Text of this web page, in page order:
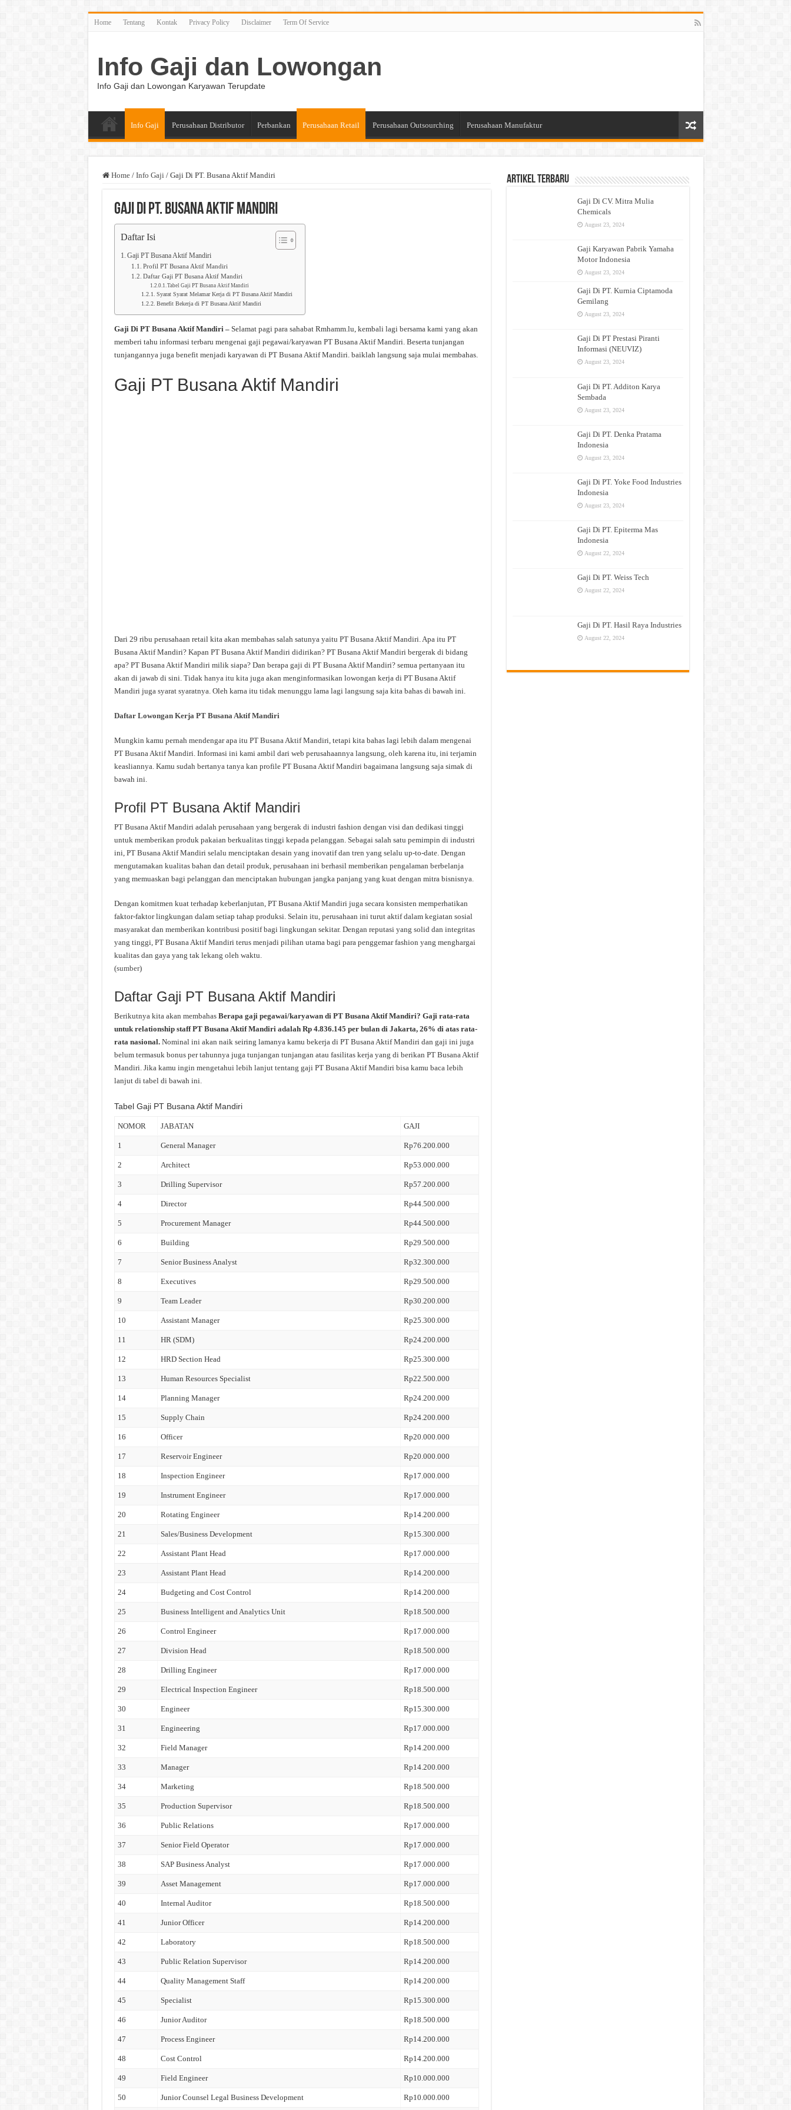
Home Tentang Kontak Privacy Policy Disclaimer Term Of Service
Info Gaji dan Lowongan
Info Gaji dan Lowongan Karyawan Terupdate
Info Gaji Perusahaan Distributor Perbankan Perusahaan Retail Perusahaan Outsourching Perusahaan Manufaktur
Home / Info Gaji / Gaji Di PT. Busana Aktif Mandiri
Gaji Di PT. Busana Aktif Mandiri
Daftar Isi
Gaji PT Busana Aktif Mandiri
Profil PT Busana Aktif Mandiri
Daftar Gaji PT Busana Aktif Mandiri
Tabel Gaji PT Busana Aktif Mandiri
Syarat Syarat Melamar Kerja di PT Busana Aktif Mandiri
Benefit Bekerja di PT Busana Aktif Mandiri
Gaji Di PT Busana Aktif Mandiri – Selamat pagi para sahabat Rmhamm.lu, kembali lagi bersama kami yang akan
memberi tahu informasi terbaru mengenai gaji pegawai/karyawan PT Busana Aktif Mandiri. Beserta tunjangan
tunjangannya juga benefit menjadi karyawan di PT Busana Aktif Mandiri. baiklah langsung saja mulai membahas.
Gaji PT Busana Aktif Mandiri
Dari 29 ribu perusahaan retail kita akan membahas salah satunya yaitu PT Busana Aktif Mandiri. Apa itu PT
Busana Aktif Mandiri? Kapan PT Busana Aktif Mandiri didirikan? PT Busana Aktif Mandiri bergerak di bidang
apa? PT Busana Aktif Mandiri milik siapa? Dan berapa gaji di PT Busana Aktif Mandiri? semua pertanyaan itu
akan di jawab di sini. Tidak hanya itu kita juga akan menginformasikan lowongan kerja di PT Busana Aktif
Mandiri juga syarat syaratnya. Oleh karna itu tidak menunggu lama lagi langsung saja kita bahas di bawah ini.
Daftar Lowongan Kerja PT Busana Aktif Mandiri
Mungkin kamu pernah mendengar apa itu PT Busana Aktif Mandiri, tetapi kita bahas lagi lebih dalam mengenai
PT Busana Aktif Mandiri. Informasi ini kami ambil dari web perusahaannya langsung, oleh karena itu, ini terjamin
keasliannya. Kamu sudah bertanya tanya kan profile PT Busana Aktif Mandiri bagaimana langsung saja simak di
bawah ini.
Profil PT Busana Aktif Mandiri
PT Busana Aktif Mandiri adalah perusahaan yang bergerak di industri fashion dengan visi dan dedikasi tinggi
untuk memberikan produk pakaian berkualitas tinggi kepada pelanggan. Sebagai salah satu pemimpin di industri
ini, PT Busana Aktif Mandiri selalu menciptakan desain yang inovatif dan tren yang selalu up-to-date. Dengan
mengutamakan kualitas bahan dan detail produk, perusahaan ini berhasil memberikan pengalaman berbelanja
yang memuaskan bagi pelanggan dan menciptakan hubungan jangka panjang yang kuat dengan mitra bisnisnya.
Dengan komitmen kuat terhadap keberlanjutan, PT Busana Aktif Mandiri juga secara konsisten memperhatikan
faktor-faktor lingkungan dalam setiap tahap produksi. Selain itu, perusahaan ini turut aktif dalam kegiatan sosial
masyarakat dan memberikan kontribusi positif bagi lingkungan sekitar. Dengan reputasi yang solid dan integritas
yang tinggi, PT Busana Aktif Mandiri terus menjadi pilihan utama bagi para penggemar fashion yang menghargai
kualitas dan gaya yang tak lekang oleh waktu.
(sumber)
Daftar Gaji PT Busana Aktif Mandiri
Berikutnya kita akan membahas Berapa gaji pegawai/karyawan di PT Busana Aktif Mandiri? Gaji rata-rata
untuk relationship staff PT Busana Aktif Mandiri adalah Rp 4.836.145 per bulan di Jakarta, 26% di atas rata-
rata nasional. Nominal ini akan naik seiring lamanya kamu bekerja di PT Busana Aktif Mandiri dan gaji ini juga
belum termasuk bonus per tahunnya juga tunjangan tunjangan atau fasilitas kerja yang di berikan PT Busana Aktif
Mandiri. Jika kamu ingin mengetahui lebih lanjut tentang gaji PT Busana Aktif Mandiri bisa kamu baca lebih
lanjut di tabel di bawah ini.
Tabel Gaji PT Busana Aktif Mandiri
NOMOR JABATAN GAJI
1 General Manager Rp76.200.000
2 Architect Rp53.000.000
3 Drilling Supervisor Rp57.200.000
4 Director Rp44.500.000
5 Procurement Manager Rp44.500.000
6 Building Rp29.500.000
7 Senior Business Analyst Rp32.300.000
8 Executives Rp29.500.000
9 Team Leader Rp30.200.000
10 Assistant Manager Rp25.300.000
11 HR (SDM) Rp24.200.000
12 HRD Section Head Rp25.300.000
13 Human Resources Specialist Rp22.500.000
14 Planning Manager Rp24.200.000
15 Supply Chain Rp24.200.000
16 Officer Rp20.000.000
17 Reservoir Engineer Rp20.000.000
18 Inspection Engineer Rp17.000.000
19 Instrument Engineer Rp17.000.000
20 Rotating Engineer Rp14.200.000
21 Sales/Business Development Rp15.300.000
22 Assistant Plant Head Rp17.000.000
23 Assistant Plant Head Rp14.200.000
24 Budgeting and Cost Control Rp14.200.000
25 Business Intelligent and Analytics Unit Rp18.500.000
26 Control Engineer Rp17.000.000
27 Division Head Rp18.500.000
28 Drilling Engineer Rp17.000.000
29 Electrical Inspection Engineer Rp18.500.000
30 Engineer Rp15.300.000
31 Engineering Rp17.000.000
32 Field Manager Rp14.200.000
33 Manager Rp14.200.000
34 Marketing Rp18.500.000
35 Production Supervisor Rp18.500.000
36 Public Relations Rp17.000.000
37 Senior Field Operator Rp17.000.000
38 SAP Business Analyst Rp17.000.000
39 Asset Management Rp17.000.000
40 Internal Auditor Rp18.500.000
41 Junior Officer Rp14.200.000
42 Laboratory Rp18.500.000
43 Public Relation Supervisor Rp14.200.000
44 Quality Management Staff Rp14.200.000
45 Specialist Rp15.300.000
46 Junior Auditor Rp18.500.000
47 Process Engineer Rp14.200.000
48 Cost Control Rp14.200.000
49 Field Engineer Rp10.000.000
50 Junior Counsel Legal Business Development Rp10.000.000
Artikel Terbaru
Gaji Di CV. Mitra Mulia
Chemicals
August 23, 2024
Gaji Karyawan Pabrik Yamaha
Motor Indonesia
August 23, 2024
Gaji Di PT. Kurnia Ciptamoda
Gemilang
August 23, 2024
Gaji Di PT Prestasi Piranti
Informasi (NEUVIZ)
August 23, 2024
Gaji Di PT. Additon Karya
Sembada
August 23, 2024
Gaji Di PT. Denka Pratama
Indonesia
August 23, 2024
Gaji Di PT. Yoke Food Industries
Indonesia
August 23, 2024
Gaji Di PT. Epiterma Mas
Indonesia
August 22, 2024
Gaji Di PT. Weiss Tech
August 22, 2024
Gaji Di PT. Hasil Raya Industries
August 22, 2024